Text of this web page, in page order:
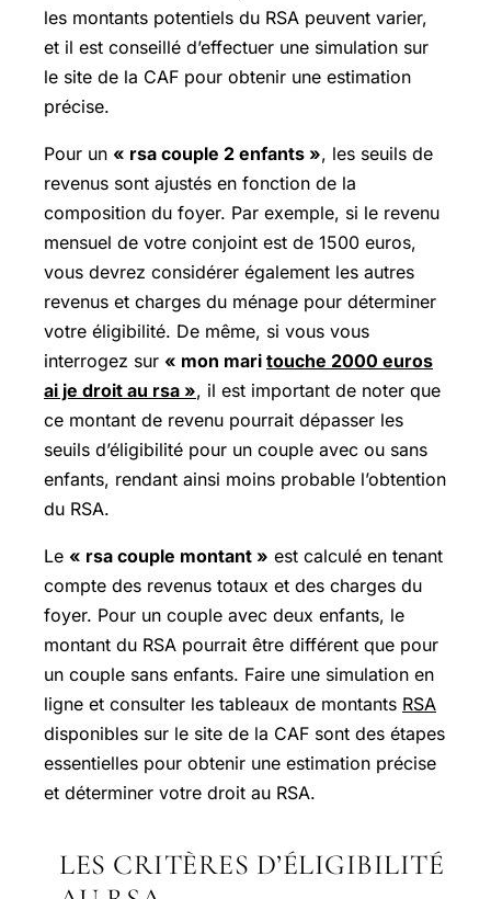
les montants potentiels du RSA peuvent varier,
et il est conseillé d’effectuer une simulation sur
le site de la CAF pour obtenir une estimation
précise.
Pour un « rsa couple 2 enfants », les seuils de
revenus sont ajustés en fonction de la
composition du foyer. Par exemple, si le revenu
mensuel de votre conjoint est de 1500 euros,
vous devrez considérer également les autres
revenus et charges du ménage pour déterminer
votre éligibilité. De même, si vous vous
interrogez sur « mon mari touche 2000 euros
ai je droit au rsa », il est important de noter que
ce montant de revenu pourrait dépasser les
seuils d’éligibilité pour un couple avec ou sans
enfants, rendant ainsi moins probable l’obtention
du RSA.
Le « rsa couple montant » est calculé en tenant
compte des revenus totaux et des charges du
foyer. Pour un couple avec deux enfants, le
montant du RSA pourrait être différent que pour
un couple sans enfants. Faire une simulation en
ligne et consulter les tableaux de montants RSA
disponibles sur le site de la CAF sont des étapes
essentielles pour obtenir une estimation précise
et déterminer votre droit au RSA.
LES CRITÈRES D’ÉLIGIBILITÉ